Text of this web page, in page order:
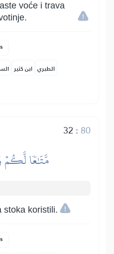
voće i trava
ابن كثير الطبري
32 : 80
مَّتَٰعٗا لَّكُمۡ
stoka koristili.